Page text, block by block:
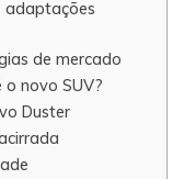
adaptações
de mercado
novo SUV?
Duster